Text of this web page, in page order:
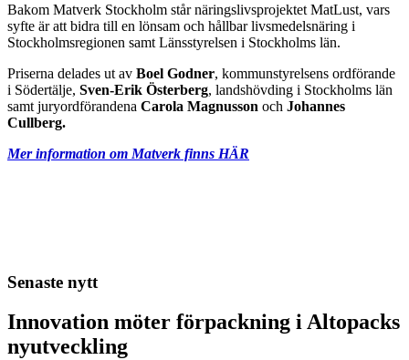
Bakom Matverk Stockholm står näringslivsprojektet MatLust, vars
syfte är att bidra till en lönsam och hållbar livsmedelsnäring i
Stockholmsregionen samt Länsstyrelsen i Stockholms län.
Priserna delades ut av Boel Godner, kommunstyrelsens ordförande
i Södertälje, Sven-Erik Österberg, landshövding i Stockholms län
samt juryordförandena Carola Magnusson och Johannes
Cullberg.
Mer information om Matverk finns HÄR
Senaste nytt
Innovation möter förpackning i Altopacks
nyutveckling